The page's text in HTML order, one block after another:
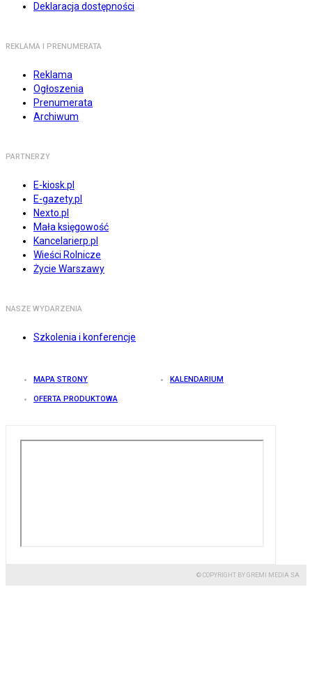
Deklaracja dostępności
REKLAMA I PRENUMERATA
Reklama
Ogłoszenia
Prenumerata
Archiwum
PARTNERZY
E-kiosk.pl
E-gazety.pl
Nexto.pl
Mała księgowość
Kancelarierp.pl
Wieści Rolnicze
Życie Warszawy
NASZE WYDARZENIA
Szkolenia i konferencje
MAPA STRONY KALENDARIUM
OFERTA PRODUKTOWA
© COPYRIGHT BY GREMI MEDIA SA